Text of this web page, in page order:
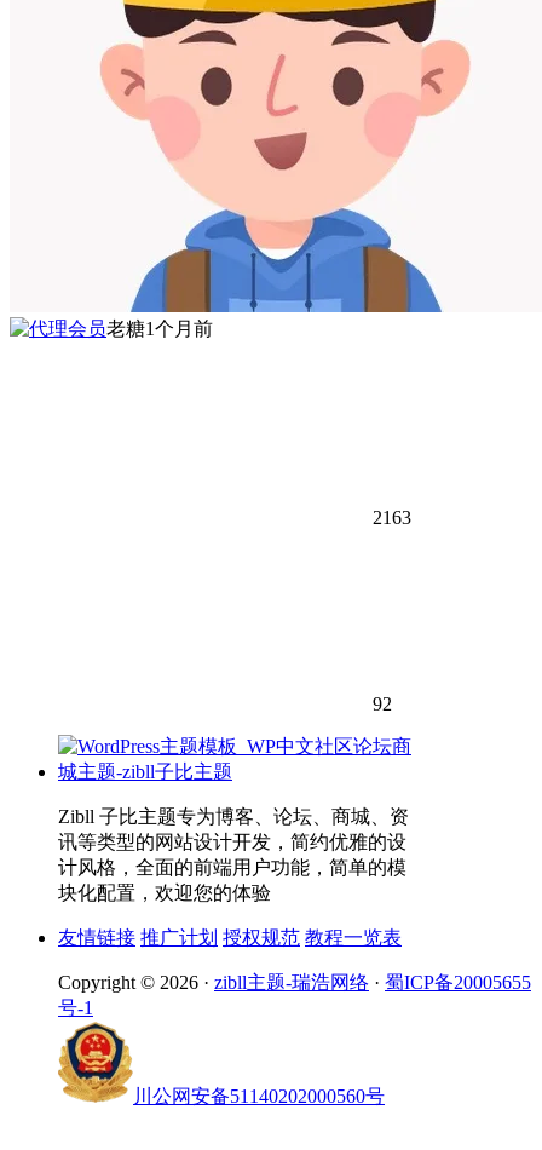
老糖1个月前
2163
92
Zibll 子比主题专为博客、论坛、商城、资
讯等类型的网站设计开发，简约优雅的设
计风格，全面的前端用户功能，简单的模
块化配置，欢迎您的体验
友情链接 推广计划 授权规范 教程一览表
Copyright © 2026 · zibll主题-瑞浩网络 · 蜀ICP备20005655
号-1
川公网安备51140202000560号